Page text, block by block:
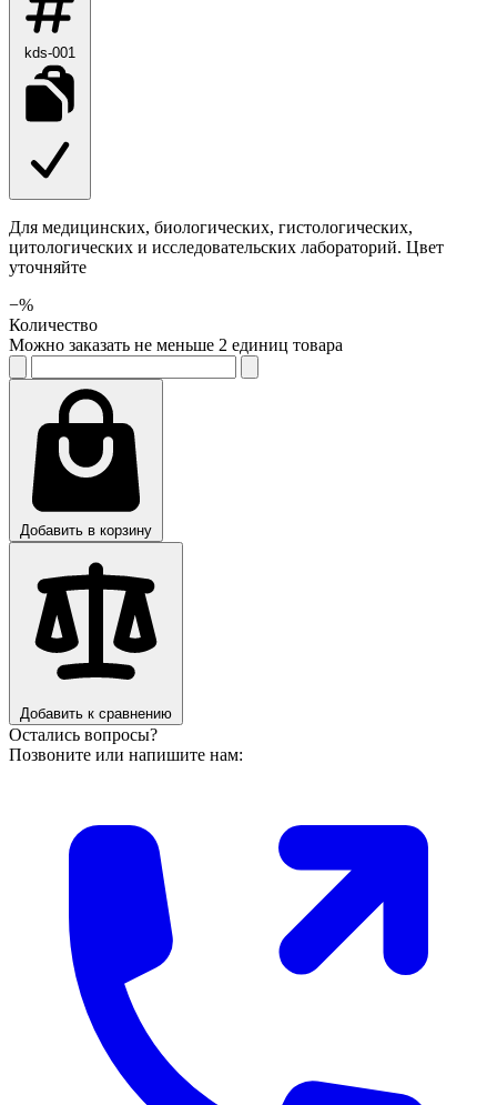
kds-001
Для медицинских, биологических, гистологических,
цитологических и исследовательских лабораторий. Цвет
уточняйте
−%
Количество
Можно заказать не меньше 2 единиц товара
Добавить в корзину
Добавить к сравнению
Остались вопросы?
Позвоните или напишите нам: